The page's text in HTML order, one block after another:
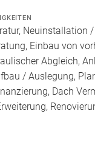
Neuinstallation
Einbau von
Abgleich,
/ Auslegung,
Dach